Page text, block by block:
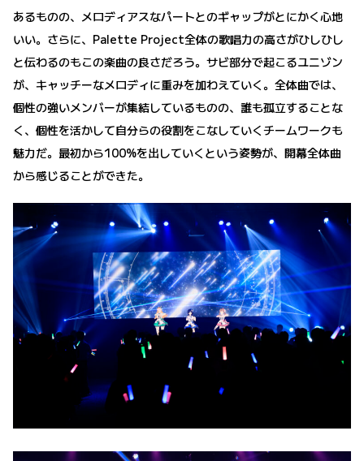
あるものの、メロディアスなパートとのギャップがとにかく心地
いい。さらに、Palette Project全体の歌唱力の高さがひしひし
と伝わるのもこの楽曲の良さだろう。サビ部分で起こるユニゾン
が、キャッチーなメロディに重みを加わえていく。全体曲では、
個性の強いメンバーが集結しているものの、誰も孤立することな
く、個性を活かして自分らの役割をこなしていくチームワークも
魅力だ。最初から100%を出していくという姿勢が、開幕全体曲
から感じることができた。